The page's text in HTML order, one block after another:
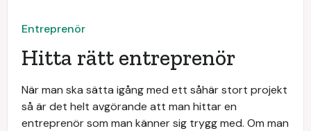
Entreprenör
Hitta rätt entreprenör
När man ska sätta igång med ett såhär stort projekt
så är det helt avgörande att man hittar en
entreprenör som man känner sig trygg med. Om man